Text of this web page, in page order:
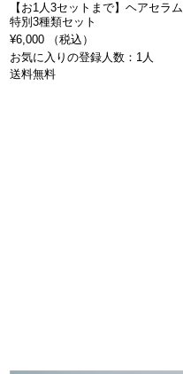
【お1人3セットまで】ヘアセラム
特別3種類セット
¥6,000 （税込）
お気に入りの登録人数：1人
送料無料